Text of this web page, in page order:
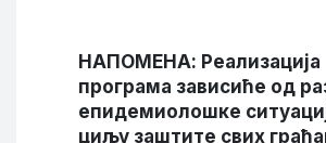
НАПОМЕНА: Реализација
програма зависиће од
епидемиолошке
циљу заштите свих